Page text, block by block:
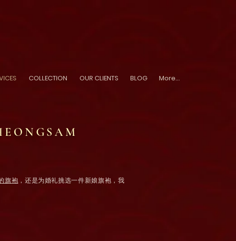
COLLECTION OUR CLIENTS BLOG More...
旗袍 ，还是为婚礼挑选一件新娘旗袍，我